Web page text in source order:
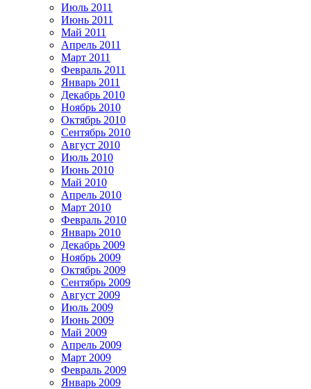
Июль 2011
Июнь 2011
Май 2011
Апрель 2011
Март 2011
Февраль 2011
Январь 2011
Декабрь 2010
Ноябрь 2010
Октябрь 2010
Сентябрь 2010
Август 2010
Июль 2010
Июнь 2010
Май 2010
Апрель 2010
Март 2010
Февраль 2010
Январь 2010
Декабрь 2009
Ноябрь 2009
Октябрь 2009
Сентябрь 2009
Август 2009
Июль 2009
Июнь 2009
Май 2009
Апрель 2009
Март 2009
Февраль 2009
Январь 2009